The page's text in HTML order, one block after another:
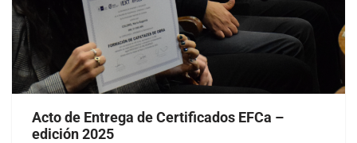
Acto de Entrega de Certificados EFCa –
edición 2025